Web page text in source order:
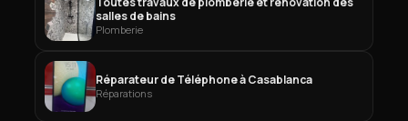
salles de bains
Plomberie
Réparateur de Téléphone à Casablanca
Réparations